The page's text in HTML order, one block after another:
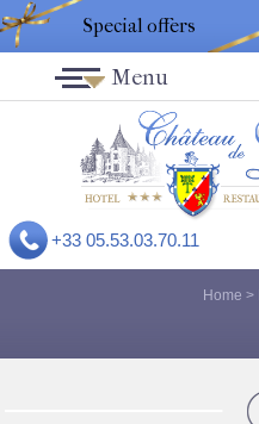
Special offers
+33 05.53.03.70.11
Menu
Home >